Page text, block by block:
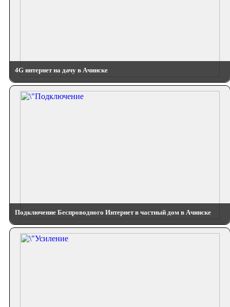
4G интернет на дачу в Ачинске
Подключение Беспроводного Интернет в частный дом в Ачинске